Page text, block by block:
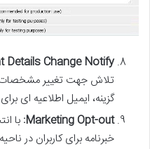
Details Change Notify:
تلاش جهت تغییر مشخصات
گزینه، ایمیل اطلاعیه ای
Marketing Opt-out: با
خبرنامه برای کاربران در